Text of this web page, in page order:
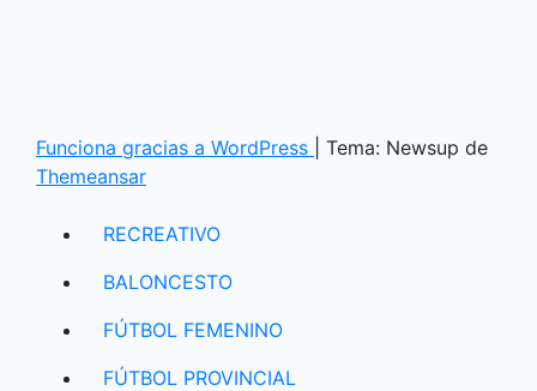
Funciona gracias a WordPress
Tema: Newsup de
Themeansar
RECREATIVO
BALONCESTO
FÚTBOL FEMENINO
FÚTBOL PROVINCIAL